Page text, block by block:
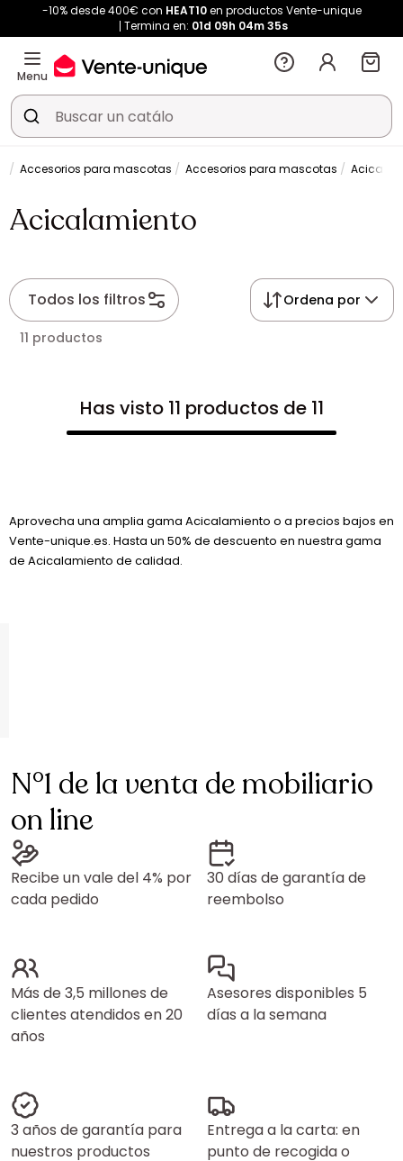
-10% desde 400€ con HEAT10en productos Vente-unique
Termina en: 01d 09h 04m 35s
Menu
Accesorios para mascotas Accesorios para mascotas
Acicalamiento
Todos los filtros Ordena por
11 productos
Has visto 11 productos de 11
Aprovecha una amplia gama Acicalamiento o a precios bajos en
Vente-unique.es. Hasta un 50% de descuento en nuestra gama
de Acicalamiento de calidad.
N°1 de la venta de mobiliario
on line
Recibe un vale del 4% por
cada pedido
30 días de garantía de
reembolso
Más de 3,5 millones de
clientes atendidos en 20
años
Asesores disponibles 5
días a la semana
3 años de garantía para
nuestros productos
Entrega a la carta: en
punto de recogida o